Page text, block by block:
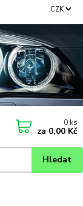
CZK
Hledat
0 ks
za 0,00 Kč